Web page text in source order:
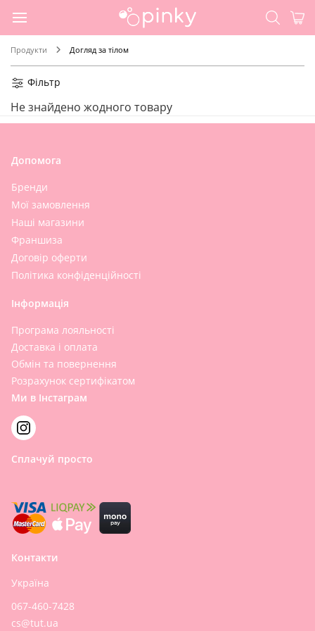
Продукти Догляд за тілом
Фільтр
Не знайдено жодного товару
Допомога
Бренди
Мої замовлення
Наші магазини
Франшиза
Договір оферти
Політика конфіденційності
Інформація
Програма лояльності
Доставка і оплата
Обмін та повернення
Розрахунок сертифікатом
Ми в Інстаграм
Сплачуй просто
Контакти
Україна
067-460-7428
cs@tut.ua